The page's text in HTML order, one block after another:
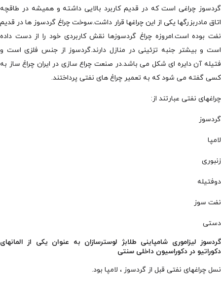
گردسوز چراغی است که در قدیم کاربرد بالایی داشته و همیشه در طاقچه
اتاق مادربزرگها یکی از این چراغها قرار داشت.سوخت چراغ گردسوز ها در قدیم
نفت بوده است.امروزه چراغ گردسوزها نقش کاربردی خود را از دست داده
است و بیشتر جنبه تزئینی در منازل دارند.گردسوز از جنس فلزی است و
فتیله آن دایره ای شکل می باشد.در صنعت چراع سازی در ایران چراغ ساز به
کسی گفته می شود که به تعمیر چراغ های نفتی پرداختند.
چراغهای نفتی عبارتند از:
گردسوز
لامپا
زنبوری
دوفتیله
نفت سوز
دستی
گردسوز لیزاموری شامپاینی طلابژ لوسترسازان به عنوان یکی از المانهای
دکوراتیو در دکوراسیون داخلی سنتی
نسل چراغهای نفتی قبل از گردسوز ، لامپا بود.